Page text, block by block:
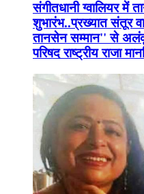
संगीतधानी ग्वालियर में
शुभारंभ..प्रख्यात संतूर
तानसेन सम्मान'' से
परिषद राष्ट्रीय राजा